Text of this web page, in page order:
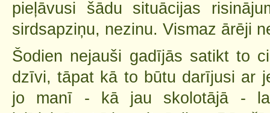
pieļāvusi šādu situācijas
sirdsapziņu, nezinu. Vismaz ārēji
Šodien nejauši gadījās satikt to
dzīvi, tāpat kā to būtu darījusi ar
jo manī - kā jau skolotājā -